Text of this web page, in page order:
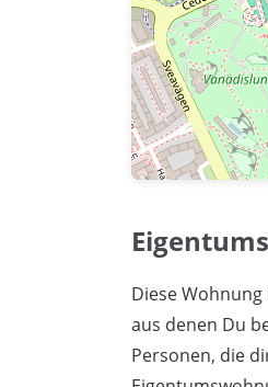
Diese
aus denen Du
Personen, die